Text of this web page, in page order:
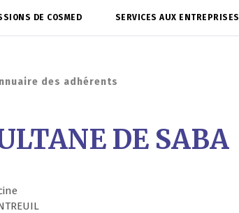
DE COSMED SERVICES AUX ENTREPRISES
des adhérents
DE SABA